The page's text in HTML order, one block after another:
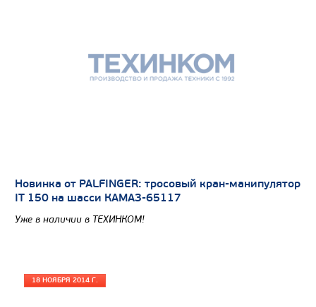
Новинка от PALFINGER: тросовый кран-манипулятор
IT 150 на шасси КАМАЗ-65117
Уже в наличии в ТЕХИНКОМ!
18 НОЯБРЯ 2014 Г.